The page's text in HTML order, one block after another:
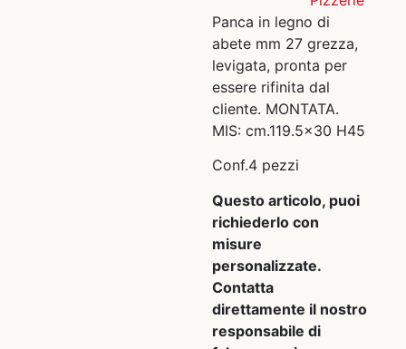
Panca in legno di
abete mm 27 grezza,
levigata, pronta per
essere rifinita dal
cliente. MONTATA.
MIS: cm.119.5×30 H45
Conf.4 pezzi
Questo articolo, puoi
richiederlo con
misure
personalizzate.
Contatta
direttamente il nostro
responsabile di